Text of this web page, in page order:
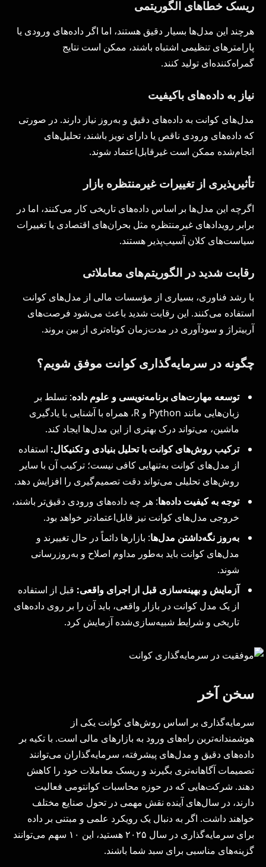
ریسک خطاهای الگوریتمی
هرچند این مدل‌ها بسیار دقیق هستند، اما اگر داده‌های ورودی یا
پارامترهای تنظیمی اشتباه باشند، ممکن است نتایج
گمراه‌کننده‌ای تولید کنند.
نیاز به داده‌های باکیفیت
مدل‌های کوانت به داده‌های دقیق و به‌روز نیاز دارند. در صورتی
که داده‌های ورودی ناقص یا دارای نویز باشند، تحلیل‌های
انجام‌شده ممکن است غیرقابل‌اعتماد شوند.
تأثیرپذیری از تغییرات غیرمنتظره بازار
اگرچه این مدل‌ها بر اساس داده‌های تاریخی کار می‌کنند، اما در
برابر رویدادهای غیرمنتظره مثل بحران‌های اقتصادی یا تغییرات
سیاست‌های کلان آسیب‌پذیر هستند.
رقابت شدید در الگوریتم‌های معاملاتی
با رشد فناوری، بسیاری از مؤسسات مالی از مدل‌های کوانت
استفاده می‌کنند. این رقابت شدید باعث می‌شود فرصت‌های
آربیتراژ و سودآوری در مدت‌زمان کوتاه‌تری از بین بروند.
چگونه در سرمایه‌گذاری کوانت موفق شویم؟
توسعه مهارت‌های برنامه‌نویسی و علوم داده: تسلط بر
زبان‌هایی مانند Python و R، همراه با آشنایی با یادگیری
ماشین، می‌تواند درک بهتری از این مدل‌ها ایجاد کند.
ترکیب روش‌های کوانت با تحلیل بنیادی و تکنیکال: استفاده
از مدل‌های کوانت به‌تنهایی کافی نیست؛ ترکیب آن با سایر
روش‌های تحلیلی می‌تواند دقت تصمیم‌گیری را افزایش دهد.
توجه به کیفیت داده‌ها: هر چه داده‌های ورودی دقیق‌تر باشند،
خروجی مدل‌های کوانت نیز قابل‌اعتمادتر خواهد بود.
به‌روز نگه‌داشتن مدل‌ها: بازارها دائماً در حال تغییرند و
مدل‌های کوانت باید به‌طور مداوم اصلاح و به‌روزرسانی
شوند.
آزمایش و بهینه‌سازی قبل از اجرای واقعی: قبل از استفاده
از یک مدل کوانت در بازار واقعی، باید آن را بر روی داده‌های
تاریخی و شرایط شبیه‌سازی‌شده آزمایش کرد.
سخن آخر
سرمایه‌گذاری بر اساس روش‌های کوانت یکی از
هوشمندانه‌ترین راه‌های ورود به بازارهای مالی است. با تکیه بر
داده‌های دقیق و مدل‌های پیشرفته، سرمایه‌گذاران می‌توانند
تصمیمات آگاهانه‌تری بگیرند و ریسک معاملات خود را کاهش
دهند. شرکت‌هایی که در حوزه محاسبات کوانتومی فعالیت
دارند، در سال‌های آینده نقش مهمی در تحول صنایع مختلف
خواهند داشت. اگر به دنبال یک رویکرد علمی و مبتنی بر داده
برای سرمایه‌گذاری در سال ۲۰۲۵ هستید، این ۱۰ سهم می‌توانند
گزینه‌های مناسبی برای سبد شما باشند.